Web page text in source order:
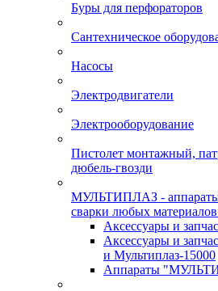
Буры для перфораторов
Сантехническое
Насосы
Электродвигатели
Электрооборудование
Пистолет монтажный,
дюбель-гвозди
МУЛЬТИПЛАЗ - аппараты
сварки любых материалов
Аксессуары и
Аксессуары и
и Мультиплаз-15000
Аппараты